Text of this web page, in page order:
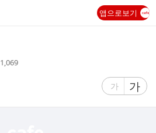
앱으로보기
조
1,069
글
가
글
자
가